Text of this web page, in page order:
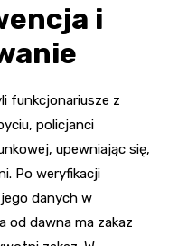
i
funkcjonariusze z
policjanci
upewniając się,
Po weryfikacji
danych w
od dawna ma zakaz